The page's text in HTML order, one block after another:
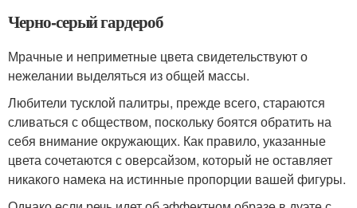
Черно-серый гардероб
Мрачные и неприметные цвета свидетельствуют о
нежелании выделяться из общей массы.
Любители тусклой палитры, прежде всего, стараются
сливаться с обществом, поскольку боятся обратить на
себя внимание окружающих. Как правило, указанные
цвета сочетаются с оверсайзом, который не оставляет
никакого намека на истинные пропорции вашей фигуры.